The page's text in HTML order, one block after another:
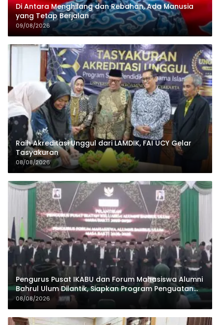
Di Antara Menghilang dan Rebahan, Ada Manusia
yang Tetap Berjalan
09/08/2026
Raih Akreditasi Unggul dari LAMDIK, FAI UCY Gelar
Tasyakuran
08/08/2026
Pengurus Pusat IKABU dan Forum Mahasiswa Alumni
Bahrul Ulum Dilantik, Siapkan Program Penguatan
Organisasi dan Ekonomi
08/08/2026